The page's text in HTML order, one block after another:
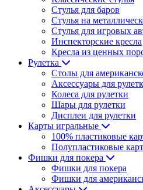
Стулья для баров
Стулья на
Стулья для игровых
Инспекторские кресла
Кресла из ценных
Рулетка
Столы для
Аксессуары для
Колеса для рулетки
Шары для рулетки
Дисплеи для рулетки
Карты игральные
100% пластиковые
Полупластиковые
Фишки для покера
Фишки для покера
Фишки для